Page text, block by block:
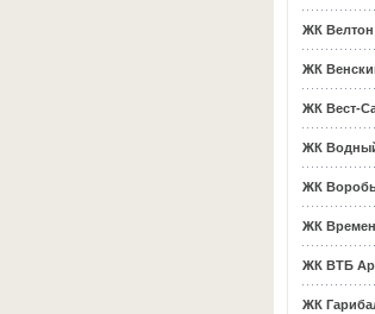
ЖК
ЖК
ЖК Вест-
ЖК
ЖК
ЖК
ЖК ВТБ
ЖК